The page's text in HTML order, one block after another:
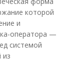
которой
и
оператора —
системой
из